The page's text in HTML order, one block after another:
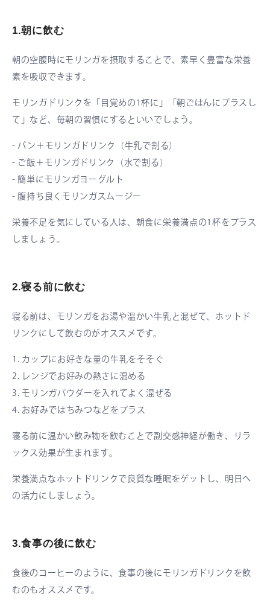
1.朝に飲む
朝の空腹時にモリンガを摂取することで、素早く豊富な栄養
素を吸収できます。
モリンガドリンクを「目覚めの1杯に」「朝ごはんにプラスし
て」など、毎朝の習慣にするといいでしょう。
- パン＋モリンガドリンク（牛乳で割る）
- ご飯＋モリンガドリンク（水で割る）
- 簡単にモリンガヨーグルト
- 腹持ち良くモリンガスムージー
栄養不足を気にしている人は、朝食に栄養満点の1杯をプラス
しましょう。
2.寝る前に飲む
寝る前は、モリンガをお湯や温かい牛乳と混ぜて、ホットド
リンクにして飲むのがオススメです。
1. カップにお好きな量の牛乳をそそぐ
2. レンジでお好みの熱さに温める
3. モリンガパウダーを入れてよく混ぜる
4. お好みではちみつなどをプラス
寝る前に温かい飲み物を飲むことで副交感神経が働き、リラ
ックス効果が生まれます。
栄養満点なホットドリンクで良質な睡眠をゲットし、明日へ
の活力にしましょう。
3.食事の後に飲む
食後のコーヒーのように、食事の後にモリンガドリンクを飲
むのもオススメです。